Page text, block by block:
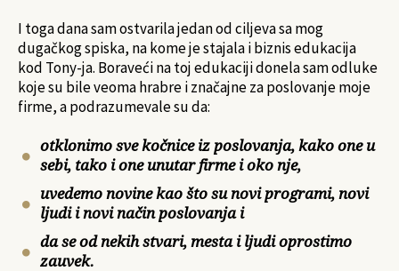
I toga dana sam ostvarila jedan od ciljeva sa mog
dugačkog spiska, na kome je stajala i biznis edukacija
kod Tony-ja. Boraveći na toj edukaciji donela sam odluke
koje su bile veoma hrabre i značajne za poslovanje moje
firme, a podrazumevale su da:
otklonimo sve kočnice iz poslovanja, kako one u
sebi, tako i one unutar firme i oko nje,
uvedemo novine kao što su novi programi, novi
ljudi i novi način poslovanja i
da se od nekih stvari, mesta i ljudi oprostimo
zauvek.